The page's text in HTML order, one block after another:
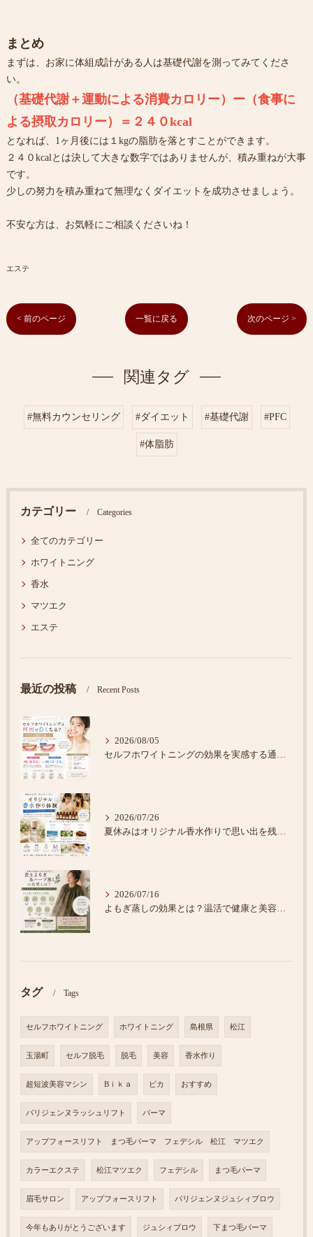
まとめ
まずは、お家に体組成計がある人は基礎代謝を測ってみてくださ
い。
（基礎代謝＋運動による消費カロリー）ー（食事に
よる摂取カロリー）＝２４０kcal
となれば、1ヶ月後には１kgの脂肪を落とすことができます。
２４０kcalとは決して大きな数字ではありませんが、積み重ねが大事
です。
少しの努力を積み重ねて無理なくダイエットを成功させましょう。
不安な方は、お気軽にご相談くださいね！
エステ
< 前のページ 一覧に戻る 次のページ >
関連タグ
#無料カウンセリング #ダイエット #基礎代謝 #PFC
#体脂肪
カテゴリー Categories
全てのカテゴリー
ホワイトニング
香水
マツエク
エステ
最近の投稿 Recent Posts
2026/08/05
2026/07/26
夏休みはオリジナル香水作りで思い出を残そう♪
2026/07/16
タグ Tags
セルフホワイトニング ホワイトニング 島根県 松江
玉湯町 セルフ脱毛 脱毛 美容 香水作り
超短波美容マシン Bｉｋａ ビカ おすすめ
パリジェンヌラッシュリフト パーマ
アップフォースリフト まつ毛パーマ フェデシル 松江 マツエク
カラーエクステ 松江マツエク フェデシル まつ毛パーマ
眉毛サロン アップフォースリフト パリジェンヌジュシィブロウ
今年もありがとうございます ジュシィブロウ 下まつ毛パーマ